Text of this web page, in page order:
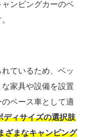
ンピングカーのベ
ているため、ベッ
家具や設備を設置
ベース車として適
ディサイズの選択肢
ざまなキャンピング